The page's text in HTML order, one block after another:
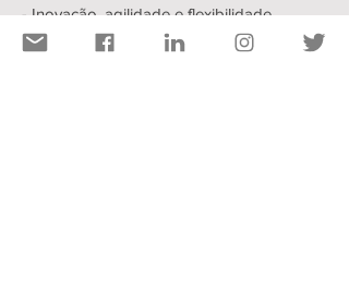
- Inovação, agilidade e flexibilidade.​​